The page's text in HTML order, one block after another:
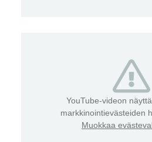
YouTube-videon
markkinointievästeiden
Muokkaa